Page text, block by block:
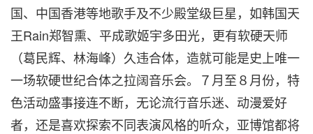
国、中国香港等地歌手及不少殿堂级巨星，如韩国天
王Rain郑智熏、平成歌姬宇多田光，更有软硬天师
（葛民辉、林海峰）久违合体，造就可能是史上唯一
一场软硬世纪合体之拉阔音乐会。７月至８月份，特
色活动盛事接连不断，无论流行音乐迷、动漫爱好
者，还是喜欢探索不同表演风格的听众，亚博馆都将